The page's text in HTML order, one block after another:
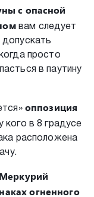
с опасной
вам следует
просто
в паутину
оппозиция
кого в 8 градусе
расположена
огненного